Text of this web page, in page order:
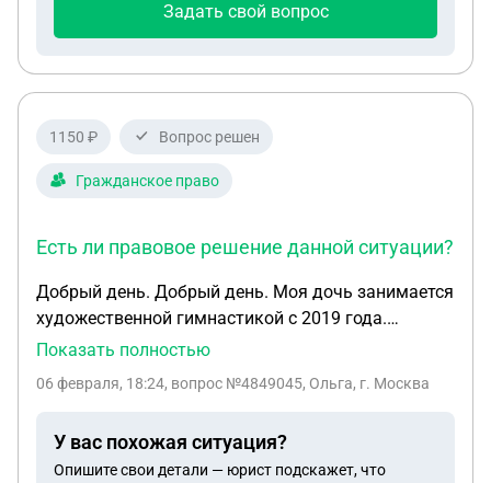
Задать свой вопрос
1150 ₽ Вопрос решен
Гражданское право
Есть ли правовое решение данной ситуации?
Добрый день. Добрый день. Моя дочь занимается
художественной гимнастикой с 2019 года.
19.06.2023 года ребенку был присвоен 1
года она подтвердила 1 спортивный разряд,
спортивного клуба, в котором тренировалась моя
дочь, документы были поданы в федерацию. Но
Показать полностью
06 февраля, 18:24, вопрос №4849045, Ольга, г. Москва
У вас похожая ситуация?
Опишите свои детали — юрист подскажет, что